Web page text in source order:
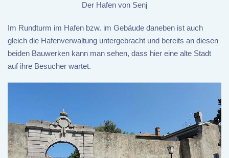
Der Hafen von Senj
Im Rundturm im Hafen bzw. im Gebäude daneben ist auch
gleich die Hafenverwaltung untergebracht und bereits an diesen
beiden Bauwerken kann man sehen, dass hier eine alte Stadt
auf ihre Besucher wartet.